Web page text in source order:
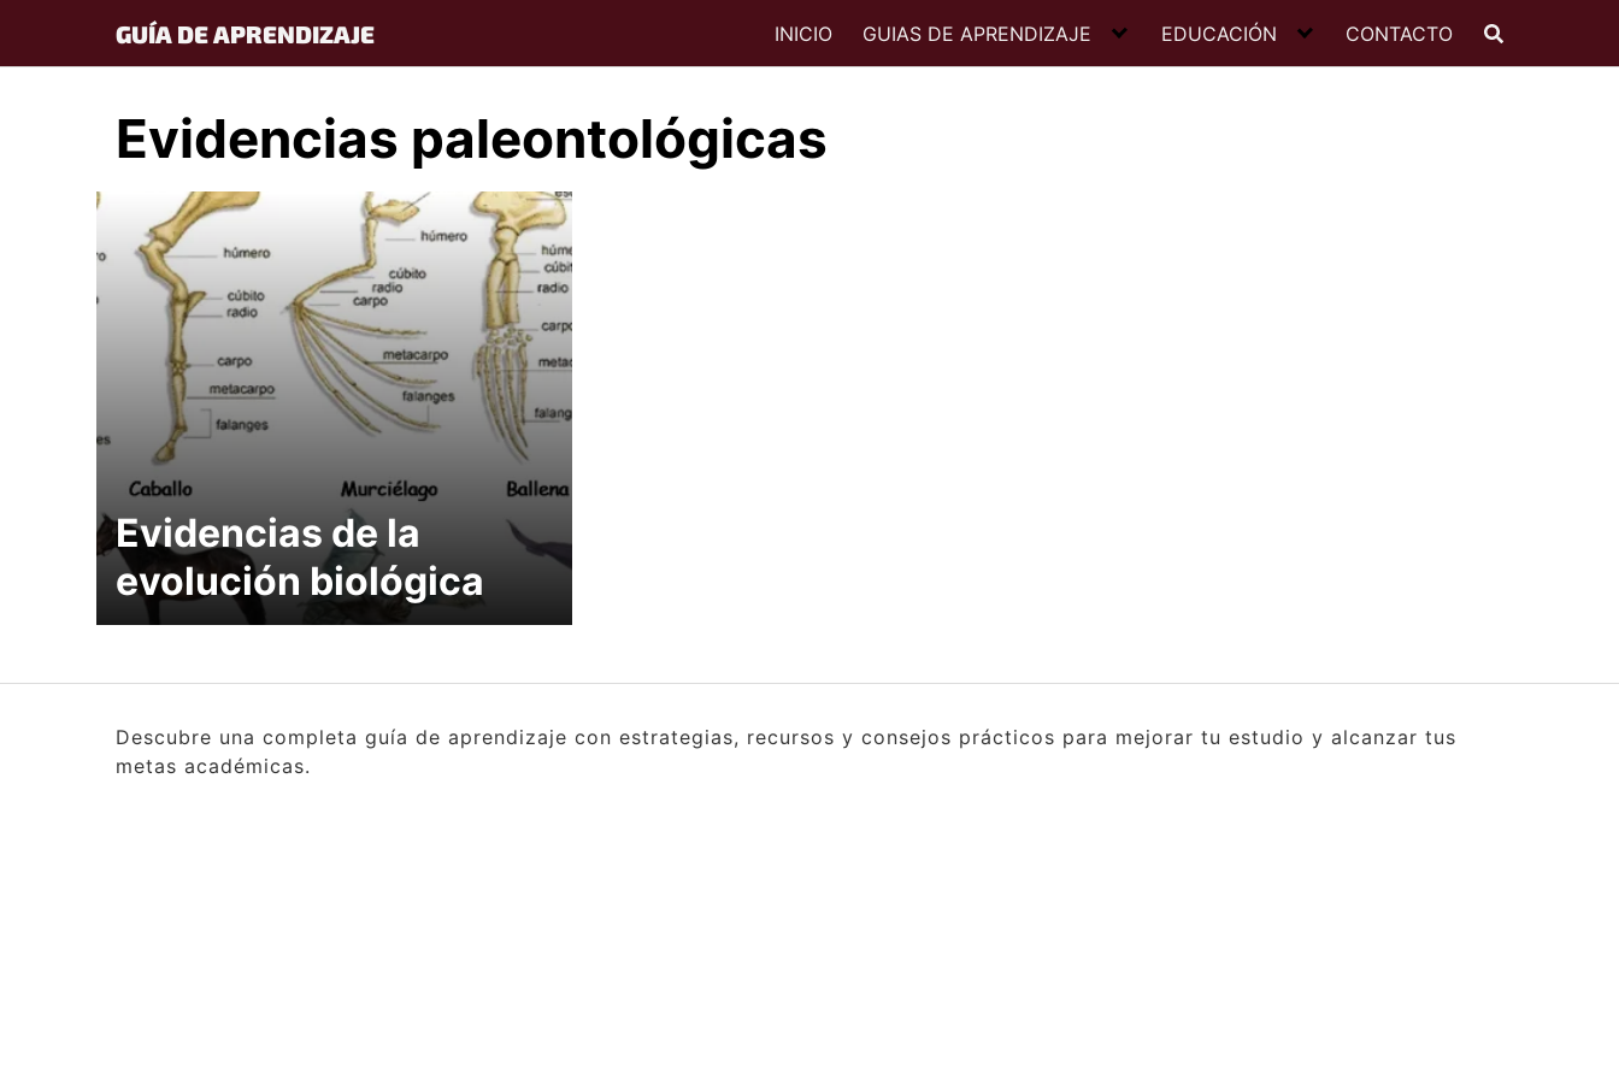
content
GUÍA DE APRENDIZAJE INICIO GUIAS DE APRENDIZAJE EDUCACIÓN CONTACTO
Evidencias paleontológicas
Evidencias de la
evolución biológica
Descubre una completa guía de aprendizaje con estrategias, recursos y consejos prácticos para mejorar tu estudio y alcanzar tus
metas académicas.